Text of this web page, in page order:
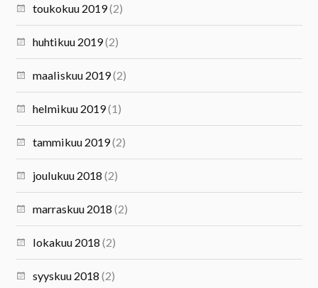
toukokuu 2019(2)
huhtikuu 2019(2)
maaliskuu 2019(2)
helmikuu 2019(1)
tammikuu 2019(2)
joulukuu 2018 (2)
marraskuu 2018 (2)
lokakuu 2018 (2)
syyskuu 2018 (2)